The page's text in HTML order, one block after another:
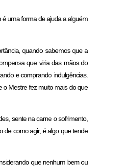
é uma forma de ajuda a alguém
quando sabemos que a
que viria das mãos do
e comprando indulgências.
o Mestre fez muito mais do que
sente na carne o sofrimento,
de como agir, é algo que tende
que nenhum bem ou